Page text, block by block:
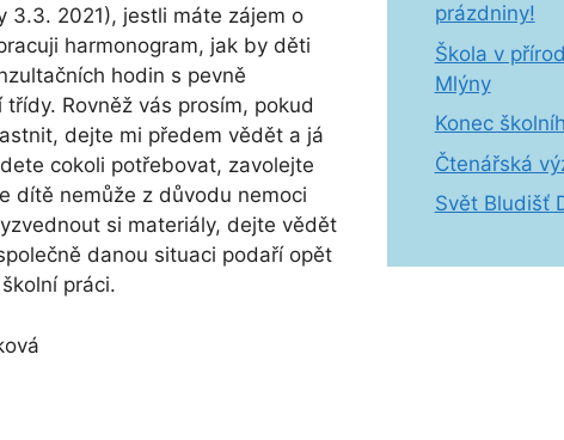
3.3. 2021), jestli máte zájem o
harmonogram, jak by děti
hodin s pevně
Rovněž vás prosím, pokud
dejte mi předem vědět a já
cokoli potřebovat, zavolejte
dítě nemůže z důvodu nemoci
si materiály, dejte vědět
danou situaci podaří opět
práci.
prázdniny!
Škola v
Mlýny
Konec
Čtenářská
Svět Bludišť